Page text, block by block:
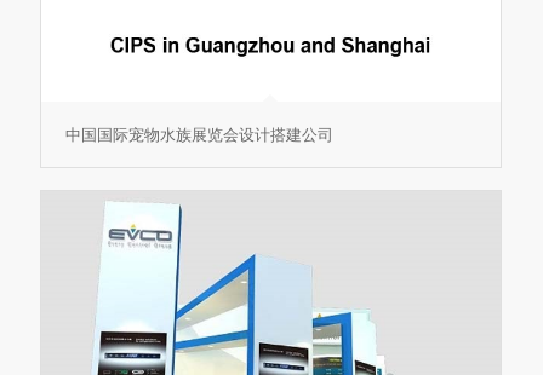
中国国际宠物水族展览会设计搭建公司